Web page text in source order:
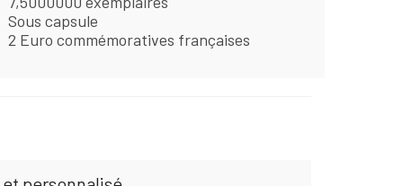
Sous capsule
2 Euro commémoratives françaises